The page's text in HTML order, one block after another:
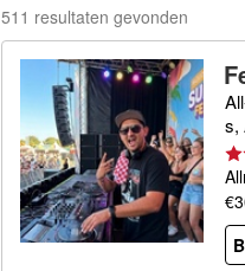
511 resultaten gevonden
s,